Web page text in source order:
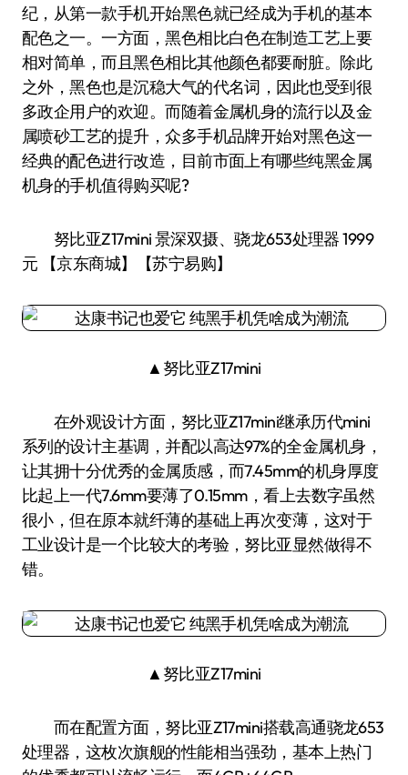
纪，从第一款手机开始黑色就已经成为手机的基本
配色之一。一方面，黑色相比白色在制造工艺上要
相对简单，而且黑色相比其他颜色都要耐脏。除此
之外，黑色也是沉稳大气的代名词，因此也受到很
多政企用户的欢迎。而随着金属机身的流行以及金
属喷砂工艺的提升，众多手机品牌开始对黑色这一
经典的配色进行改造，目前市面上有哪些纯黑金属
机身的手机值得购买呢?
努比亚Z17mini 景深双摄、骁龙653处理器 1999
元 【京东商城】【苏宁易购】
▲努比亚Z17mini
在外观设计方面，努比亚Z17mini继承历代mini
系列的设计主基调，并配以高达97%的全金属机身，
让其拥十分优秀的金属质感，而7.45mm的机身厚度
比起上一代7.6mm要薄了0.15mm，看上去数字虽然
很小，但在原本就纤薄的基础上再次变薄，这对于
工业设计是一个比较大的考验，努比亚显然做得不
错。
▲努比亚Z17mini
而在配置方面，努比亚Z17mini搭载高通骁龙653
处理器，这枚次旗舰的性能相当强劲，基本上热门